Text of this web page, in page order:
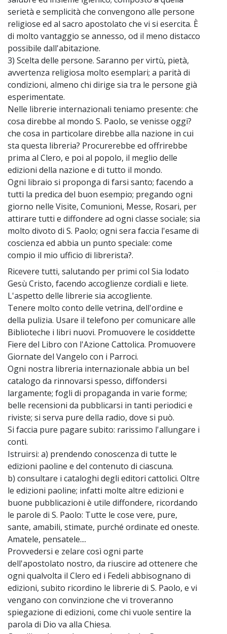
serietà e semplicità che convengono alle persone
religiose ed al sacro apostolato che vi si esercita. È
di molto vantaggio se annesso, od il meno distacco
possibile dall'abitazione.
3) Scelta delle persone. Saranno per virtù, pietà,
avvertenza religiosa molto esemplari; a parità di
condizioni, almeno chi dirige sia tra le persone già
esperimentate.
Nelle librerie internazionali teniamo presente: che
cosa direbbe al mondo S. Paolo, se venisse oggi?
che cosa in particolare direbbe alla nazione in cui
sta questa libreria? Procurerebbe ed offrirebbe
prima al Clero, e poi al popolo, il meglio delle
edizioni della nazione e di tutto il mondo.
Ogni libraio si proponga di farsi santo; facendo a
tutti la predica del buon esempio; pregando ogni
giorno nelle Visite, Comunioni, Messe, Rosari, per
attirare tutti e diffondere ad ogni classe sociale; sia
molto divoto di S. Paolo; ogni sera faccia l'esame di
coscienza ed abbia un punto speciale: come
compio il mio ufficio di librerista?.
Ricevere tutti, salutando per primi col Sia lodato
Gesù Cristo, facendo accoglienze cordiali e liete.
L'aspetto delle librerie sia accogliente.
Tenere molto conto delle vetrina, dell'ordine e
della pulizia. Usare il telefono per comunicare alle
Biblioteche i libri nuovi. Promuovere le cosiddette
Fiere del Libro con l'Azione Cattolica. Promuovere
Giornate del Vangelo con i Parroci.
Ogni nostra libreria internazionale abbia un bel
catalogo da rinnovarsi spesso, diffondersi
largamente; fogli di propaganda in varie forme;
belle recensioni da pubblicarsi in tanti periodici e
riviste; si serva pure della radio, dove si può.
Si faccia pure pagare subito: rarissimo l'allungare i
conti.
Istruirsi: a) prendendo conoscenza di tutte le
edizioni paoline e del contenuto di ciascuna.
b) consultare i cataloghi degli editori cattolici. Oltre
le edizioni paoline; infatti molte altre edizioni e
buone pubblicazioni è utile diffondere, ricordando
le parole di S. Paolo: Tutte le cose vere, pure,
sante, amabili, stimate, purché ordinate ed oneste.
Amatele, pensatele....
Provvedersi e zelare così ogni parte
dell'apostolato nostro, da riuscire ad ottenere che
ogni qualvolta il Clero ed i Fedeli abbisognano di
edizioni, subito ricordino le librerie di S. Paolo, e vi
vengano con convinzione che vi troveranno
spiegazione di edizioni, come chi vuole sentire la
parola di Dio va alla Chiesa.